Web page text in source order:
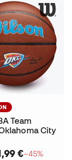
Team
City
€−45%